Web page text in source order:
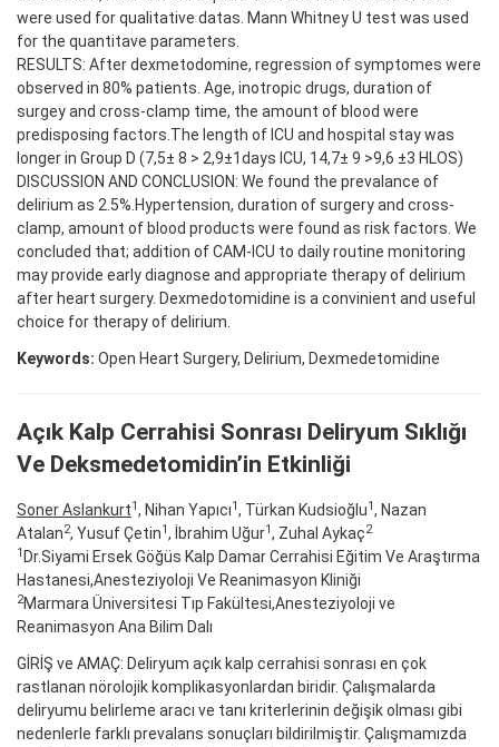
were used for qualitative datas. Mann Whitney U test was used
for the quantitave parameters.
RESULTS: After dexmetodomine, regression of symptomes were
observed in 80% patients. Age, inotropic drugs, duration of
surgey and cross-clamp time, the amount of blood were
predisposing factors.The length of ICU and hospital stay was
longer in Group D (7,5± 8 > 2,9±1days ICU, 14,7± 9 >9,6 ±3 HLOS)
DISCUSSION AND CONCLUSION: We found the prevalance of
delirium as 2.5%.Hypertension, duration of surgery and cross-
clamp, amount of blood products were found as risk factors. We
concluded that; addition of CAM-ICU to daily routine monitoring
may provide early diagnose and appropriate therapy of delirium
after heart surgery. Dexmedotomidine is a convinient and useful
choice for therapy of delirium.
Keywords: Open Heart Surgery, Delirium, Dexmedetomidine
Açık Kalp Cerrahisi Sonrası Deliryum Sıklığı
Ve Deksmedetomidin’in Etkinliği
Soner Aslankurt1, Nihan Yapıcı1, Türkan Kudsioğlu1, Nazan
Atalan2, Yusuf Çetin1, İbrahim Uğur1, Zuhal Aykaç2
1 Dr.Siyami Ersek Göğüs Kalp Damar Cerrahisi Eğitim Ve Araştırma
Hastanesi,Anesteziyoloji Ve Reanimasyon Kliniği
2Marmara Üniversitesi Tıp Fakültesi,Anesteziyoloji ve
Reanimasyon Ana Bilim Dalı
GİRİŞ ve AMAÇ: Deliryum açık kalp cerrahisi sonrası en çok
rastlanan nörolojik komplikasyonlardan biridir. Çalışmalarda
deliryumu belirleme aracı ve tanı kriterlerinin değişik olması gibi
nedenlerle farklı prevalans sonuçları bildirilmiştir. Çalışmamızda